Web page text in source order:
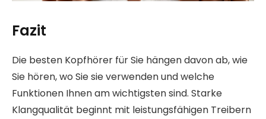
Fazit
Die besten Kopfhörer für Sie hängen davon ab, wie
Sie hören, wo Sie sie verwenden und welche
Funktionen Ihnen am wichtigsten sind. Starke
Klangqualität beginnt mit leistungsfähigen Treibern